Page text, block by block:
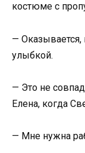
костюме с
—
улыбкой.
— Это не
Елена, когда
— Мне нужна